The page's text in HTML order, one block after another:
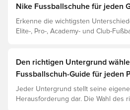
Nike Fussballschuhe für jeden
Erkenne die wichtigsten
Elite-, Pro-, Academy- und Club-
Den richtigen Untergrund
Fussballschuh-Guide für jeden
Jeder Untergrund stellt seine
Herausforderung dar. Die Wahl des